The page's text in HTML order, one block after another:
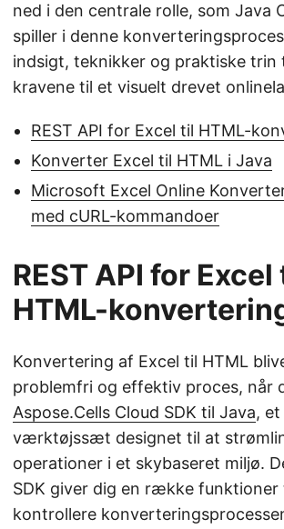
ned i den centrale rolle, som Java
spiller i denne
indsigt, teknikker og praktiske trin
kravene til et visuelt drevet
REST API for Excel til HTML-
Konverter Excel til HTML i Java
Microsoft Excel Online
med cURL-kommandoer
REST API for Excel
HTML-
Konvertering af Excel til HTML
problemfri og effektiv proces, når
Aspose.Cells Cloud SDK til Java,
værktøjssæt designet til at
operationer i et skybaseret miljø.
SDK giver dig en række
kontrollere